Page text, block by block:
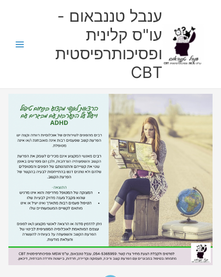
ענבל טננבאום -
עו"ס קלינית
ופסיכותרפיסטית
CBT